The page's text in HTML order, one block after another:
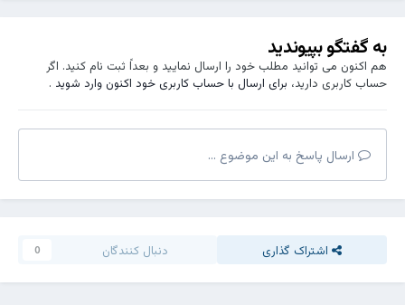
به گفتگو بپیوندید
هم اکنون می توانید مطلب خود را ارسال نمایید و بعداً ثبت نام کنید. اگر
حساب کاربری دارید، برای ارسال با حساب کاربری خود اکنون وارد شوید.
ارسال پاسخ به این موضوع ...
اشتراک گذاری دنبال کنندگان 0